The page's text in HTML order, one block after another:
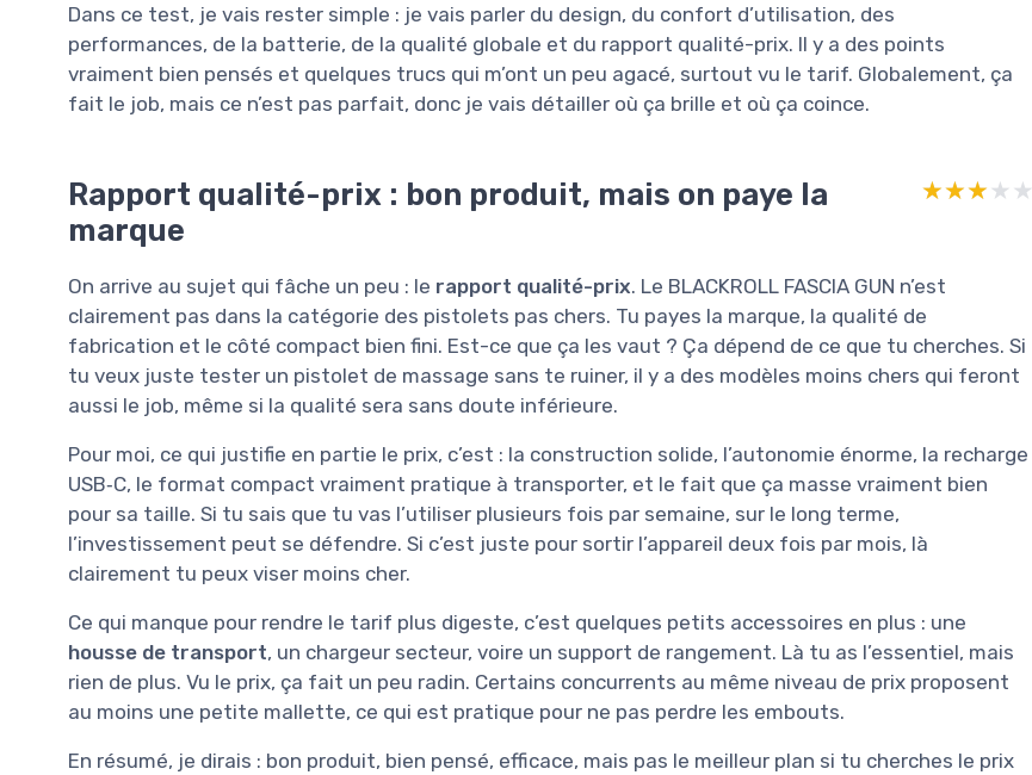
Dans ce test, je vais rester simple : je vais parler du design, du confort d’utilisation, des
performances, de la batterie, de la qualité globale et du rapport qualité-prix. Il y a des points
vraiment bien pensés et quelques trucs qui m’ont un peu agacé, surtout vu le tarif. Globalement, ça
fait le job, mais ce n’est pas parfait, donc je vais détailler où ça brille et où ça coince.
Rapport qualité-prix : bon produit, mais on paye la
marque
★★★★★
★★★★★
On arrive au sujet qui fâche un peu : le rapport qualité-prix. Le BLACKROLL FASCIA GUN n’est
clairement pas dans la catégorie des pistolets pas chers. Tu payes la marque, la qualité de
fabrication et le côté compact bien fini. Est-ce que ça les vaut ? Ça dépend de ce que tu cherches. Si
tu veux juste tester un pistolet de massage sans te ruiner, il y a des modèles moins chers qui feront
aussi le job, même si la qualité sera sans doute inférieure.
Pour moi, ce qui justifie en partie le prix, c’est : la construction solide, l’autonomie énorme, la recharge
USB‑C, le format compact vraiment pratique à transporter, et le fait que ça masse vraiment bien
pour sa taille. Si tu sais que tu vas l’utiliser plusieurs fois par semaine, sur le long terme,
l’investissement peut se défendre. Si c’est juste pour sortir l’appareil deux fois par mois, là
clairement tu peux viser moins cher.
Ce qui manque pour rendre le tarif plus digeste, c’est quelques petits accessoires en plus : une
housse de transport, un chargeur secteur, voire un support de rangement. Là tu as l’essentiel, mais
rien de plus. Vu le prix, ça fait un peu radin. Certains concurrents au même niveau de prix proposent
au moins une petite mallette, ce qui est pratique pour ne pas perdre les embouts.
En résumé, je dirais : bon produit, bien pensé, efficace, mais pas le meilleur plan si tu cherches le prix